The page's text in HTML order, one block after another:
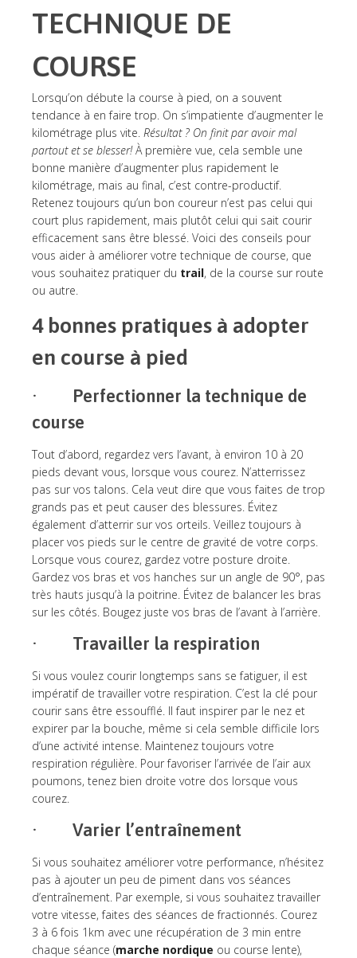
TECHNIQUE DE
COURSE
Lorsqu’on débute la course à pied, on a souvent
tendance à en faire trop. On s’impatiente d’augmenter le
kilométrage plus vite. Résultat ? On finit par avoir mal
partout et se blesser!À première vue, cela semble une
bonne manière d’augmenter plus rapidement le
kilométrage, mais au final, c’est contre-productif.
Retenez toujours qu’un bon coureur n’est pas celui qui
court plus rapidement, mais plutôt celui qui sait courir
efficacement sans être blessé. Voici des conseils pour
vous aider à améliorer votre technique de course, que
vous souhaitez pratiquer du trail, de la course sur route
ou autre.
4 bonnes pratiques à adopter
en course à pied
· Perfectionner la technique de
course
Tout d’abord, regardez vers l’avant, à environ 10 à 20
pieds devant vous, lorsque vous courez. N’atterrissez
pas sur vos talons. Cela veut dire que vous faites de trop
grands pas et peut causer des blessures. Évitez
également d’atterrir sur vos orteils. Veillez toujours à
placer vos pieds sur le centre de gravité de votre corps.
Lorsque vous courez, gardez votre posture droite.
Gardez vos bras et vos hanches sur un angle de 90°, pas
très hauts jusqu’à la poitrine. Évitez de balancer les bras
sur les côtés. Bougez juste vos bras de l’avant à l’arrière.
· Travailler la respiration
Si vous voulez courir longtemps sans se fatiguer, il est
impératif de travailler votre respiration. C’est la clé pour
courir sans être essoufflé. Il faut inspirer par le nez et
expirer par la bouche, même si cela semble difficile lors
d’une activité intense. Maintenez toujours votre
respiration régulière. Pour favoriser l’arrivée de l’air aux
poumons, tenez bien droite votre dos lorsque vous
courez.
· Varier l’entraînement
Si vous souhaitez améliorer votre performance, n’hésitez
pas à ajouter un peu de piment dans vos séances
d’entraînement. Par exemple, si vous souhaitez travailler
votre vitesse, faites des séances de fractionnés. Courez
3 à 6 fois 1km avec une récupération de 3 min entre
chaque séance (marche nordique ou course lente),